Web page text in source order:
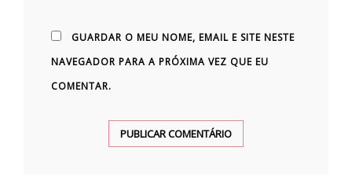
GUARDAR O MEU NOME, EMAIL E SITE NESTE
NAVEGADOR PARA A PRÓXIMA VEZ QUE EU
COMENTAR.